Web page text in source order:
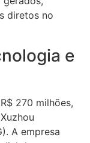
diretos no
e
270 milhões,
A empresa